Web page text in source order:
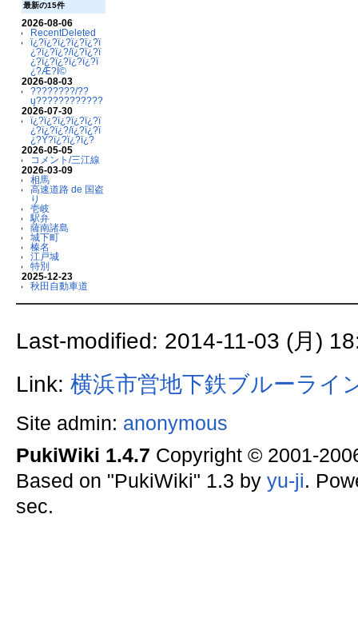
最新の15件
2026-08-06
RecentDeleted
ï¿?ï¿?ï¿?ï¿?ï¿?ï
¿?ï¿?ï¿?/ï¿?ï¿?ï
¿?ï¿?ï¿?ï¿?ï¿?ï
¿?Æ?Ï©
2026-08-03
????????/??
ų????????????
2026-07-30
ï¿?ï¿?ï¿?ï¿?ï¿?ï
¿?ï¿?ï¿?/ï¿?ï¿?ï
¿?Ý?ï¿?ï¿?ï¿?
2026-05-05
コメント/三江線
2026-03-09
相馬
高速道路 de 国盗
り
壱岐
駅弁
薩南諸島
城下町
榛名
江戸城
特別
2025-12-23
秋田自動車道
Last-modified: 2014-11-03 (月)
Link: 横浜市営地下鉄ブルーライ
Site admin: anonymous
PukiWiki 1.4.7 Copyright © 2001-
Based on "PukiWiki" 1.3 by yu-ji.
sec.